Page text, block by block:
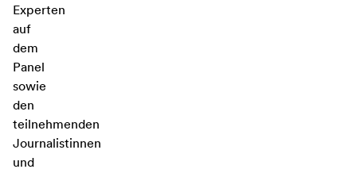
Experten
auf
dem
Panel
sowie
den
teilnehmenden
Journalistinnen
und